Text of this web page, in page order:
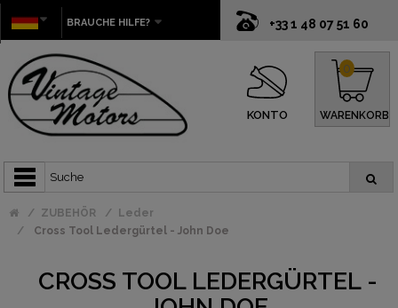
+33 1 48 07 51 60
BRAUCHE HILFE?
KONTO WARENKORB
0
ZUBEHÖR
Leder
Cross Tool Ledergürtel - John Doe
CROSS TOOL LEDERGÜRTEL -